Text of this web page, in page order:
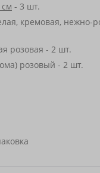
см - 3 шт.
кремовая, нежно-
розовая - 2 шт.
розовый - 2 шт.